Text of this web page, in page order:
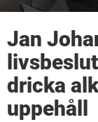
Jan
dricka
uppehåll